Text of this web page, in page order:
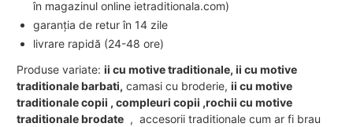
în magazinul online ietraditionala.com)
garanția de retur în 14 zile
livrare rapidă (24-48 ore)
Produse variate: ii cu motive traditionale, ii cu motive
traditionale barbati, camasi cu broderie, ii cu motive
traditionale copii , compleuri copii ,rochii cu motive
traditionale brodate , accesorii traditionale cum ar fi brau